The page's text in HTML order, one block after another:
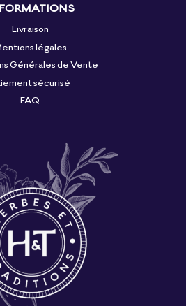
Livraison
légales
Générales de Vente
sécurisé
FAQ